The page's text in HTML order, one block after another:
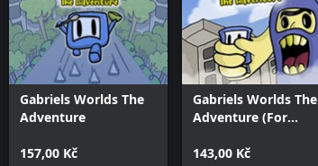
Gabriels Worlds The
Adventure
157,00 Kč
Gabriels Worlds The
Adventure (For
143,00 Kč